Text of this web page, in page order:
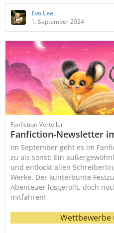
Evo Lee
1. September 2024
Fanfiction-Verteiler
Fanfiction-Newsletter
Im September geht es im
zu als sonst: Ein
und entlockt allen
Werke. Der kunterbunte
Abenteuer losgerollt, doch
mitfahren!
Wettbewerbe